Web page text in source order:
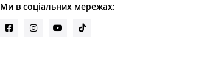
Ми в соціальних мережах: